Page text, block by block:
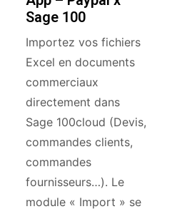
Sage 100
Importez vos fichiers
Excel en documents
commerciaux
directement dans
Sage 100cloud (Devis,
commandes clients,
commandes
fournisseurs…). Le
module « Import » se